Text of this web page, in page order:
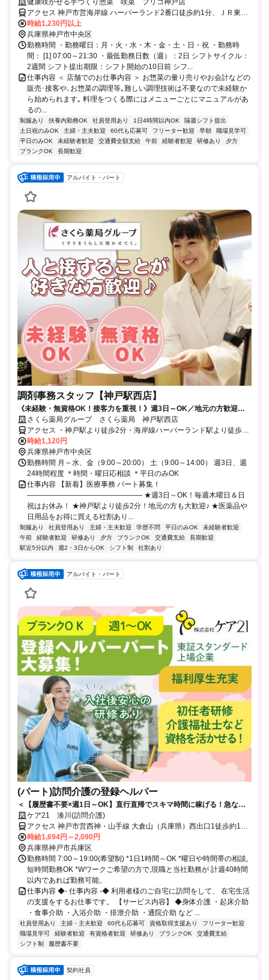
か♪健康咲かせる手づくり惣菜 咲菜 プリコ神戸店
アクセス 神戸市営海岸線 ハーバーランド2番口徒歩約1分、ＪＲ東海
道本線 神戸（兵庫県）中央口徒歩約1分、ＪＲ山陽本線 神戸（兵庫
県）中央口徒歩約1分
時給1,230円以上
兵庫県神戸市中央区
勤務時間 ・勤務曜日：月・火・水・木・金・土・日・祝 ・勤務時
間： [1] 07:00～21:30 ・最低勤務日数（週）：2日 シフトサイクル：
2週間 シフト提出期限：シフト開始の10日前 シフ...
仕事内容 ＜ 店舗でのお仕事内容 ＞ お惣菜の量り売りやお会計などの
販売･接客や､お惣菜の調理等｡難しい調理技術は不要なので未経験か
ら始められます｡ 料理をつくる際にはメニューごとにマニュアルがあ
るの...
制服あり 扶養内勤務OK 社員登用あり 1日4時間以内OK
隔週シフト提出
土日祝のみOK
主婦・主夫歓迎 60代も応募可 フリーター歓迎 早朝
職場見学可
平日のみOK
未経験者歓迎 交通費全額支給 午前 経験者歓迎 研修あり
夕方
ブランクOK
長期歓迎
アルバイト・パート
調剤事務スタッフ【神戸駅西店】
《未経験・無資格OK！接客力を重視！》週3日～OK／地元の方歓迎／
社員登用あり／社割で日用品などが最大半額♪
さくら薬局グループ さくら薬局 神戸駅西店
アクセス ・神戸駅より徒歩2分・海岸線ハーバーランド駅より徒歩5
分・高速神戸駅より徒歩10分
時給1,120円
兵庫県神戸市中央区
勤務時間 月～水、金（9:00～20:00） 土（9:00～14:00） 週3日、週
24時間程度 ＊時間・曜日応相談 ＊平日のみOK
仕事内容 【新着】医療事務 パート募集！
―――――――――――――――― ★週3日～OK！毎週木曜日＆日
祝はお休み！ ★神戸駅より徒歩2分！地元の方も大歓迎♪ ★医薬品や
日用品をお得に買える社割あり...
制服あり 社員登用あり 主婦・主夫歓迎 学歴不問 平日のみOK
未経験者歓迎
午前
経験者歓迎 研修あり 夕方 ブランクOK 交通費支給
長期歓迎
駅近5分以内
週2・3日からOK シフト制 社割あり
アルバイト・パート
(パート)訪問介護の登録ヘルパー
＜【履歴書不要×週1日～OK】直行直帰でスキマ時間に稼げる！急なキ
ャンセルも手当有！定年無し！＞★履歴書の準備不要★未経験者OK！働
きやすいシフト制！急なキャンセルが発生した場合でも手当で給与を補
償！
ケア21 湊川(訪問介護)
アクセス 神戸市営西神・山手線 大倉山（兵庫県）西出口1徒歩約11
分、神戸市営西神・山手線 湊川公園東出口3徒歩約16分、神戸高速鉄
道東西線 高速神戸6番口徒歩約16分 地下鉄西神・山手線「大倉山」
駅から徒歩約11分
時給1,694円～2,090円
兵庫県神戸市兵庫区
勤務時間 7:00～19:00(希望制) *1日1時間～OK *曜日や時間帯の相談,
短時間勤務OK *Wワークご希望の方で,現職と当社勤務が 計週40時間
以内であれば勤務可能。
仕事内容 ◆- 仕事内容 -◆ 利用者様のご自宅に訪問をして、 在宅生活
の支援をするお仕事です。 【サービス内容】 ◆身体介護 ・起床介助
・食事介助 ・入浴介助 ・排泄介助 ・通院介助 など ...
社員登用あり 主婦・主夫歓迎 60代も応募可 資格取得支援あり
フリーター歓迎
職場見学可
経験者歓迎 有資格者歓迎 研修あり ブランクOK
交通費支給
シフト制
履歴書不要
契約社員